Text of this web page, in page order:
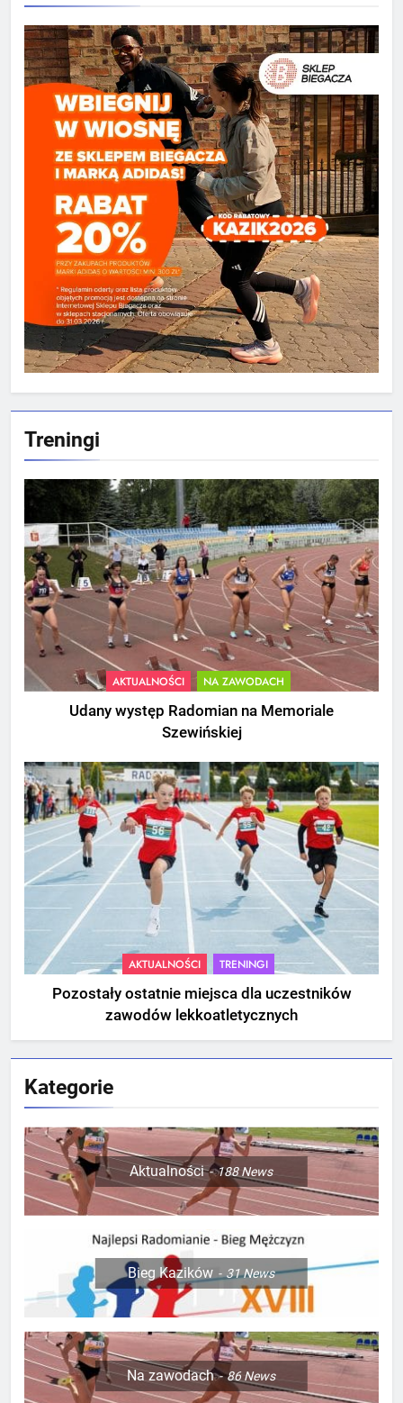
Treningi
AKTUALNOŚCI NA ZAWODACH
Udany występ Radomian na Memoriale
Szewińskiej
AKTUALNOŚCI TRENINGI
Pozostały ostatnie miejsca dla uczestników
zawodów lekkoatletycznych
Kategorie
Aktualności 188News
Bieg Kazików 31News
Na zawodach 86News